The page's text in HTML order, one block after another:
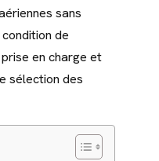
sans
de
en charge et
sélection des